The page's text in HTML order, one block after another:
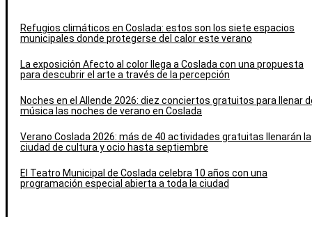
Refugios climáticos en Coslada: estos son los siete espacios
municipales donde protegerse del calor este verano
La exposición Afecto al color llega a Coslada con una propuesta
para descubrir el arte a través de la percepción
Noches en el Allende 2026: diez conciertos gratuitos para llenar
música las noches de verano en Coslada
Verano Coslada 2026: más de 40 actividades gratuitas llenarán la
ciudad de cultura y ocio hasta septiembre
El Teatro Municipal de Coslada celebra 10 años con una
programación especial abierta a toda la ciudad